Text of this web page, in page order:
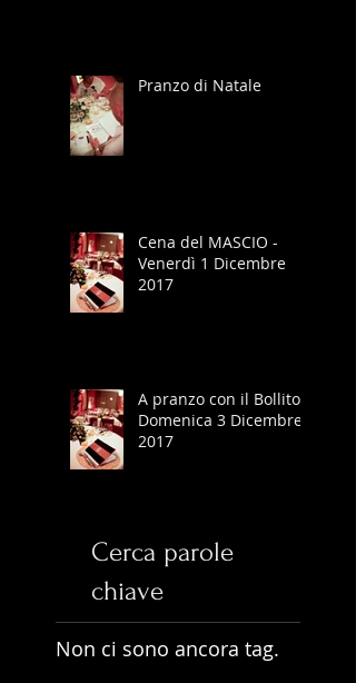
Pranzo di Natale
Cena del MASCIO -
Venerdì 1 Dicembre
2017
A pranzo con il Bollito -
Domenica 3 Dicembre
2017
Cerca parole
chiave
Non ci sono ancora tag.